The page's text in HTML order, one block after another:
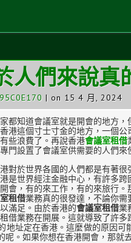
人們來說真
| on 15 4 月, 2024
都知道會議室就是開會的地方
港這個寸士寸金的地方，一個
些浪費了。再說香港會議室租借
門設置了會議室供需要的人們來
對於世界各國的人們都是有著
是世界經注金融中心，有許多
會，有的來工作，有的來旅行
租借業務真的很發達，不論你
滿足。由於香港的會議室租借業
借業務在開展。這就導致了許
地址定在香港。這麼做的原因
呢。如果你想在香港開會，那就